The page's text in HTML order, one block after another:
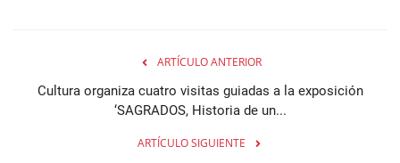
ARTÍCULO ANTERIOR
Cultura organiza cuatro visitas guiadas a la exposición
‘SAGRADOS, Historia de un...
ARTÍCULO SIGUIENTE